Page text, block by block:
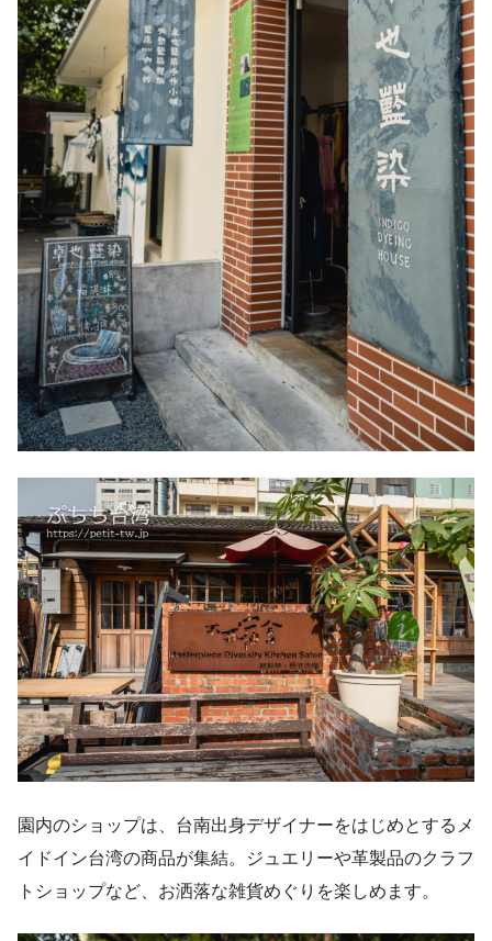
園内のショップは、台南出身デザイナーをはじめとするメ
イドイン台湾の商品が集結。ジュエリーや革製品のクラフ
トショップなど、お洒落な雑貨めぐりを楽しめます。